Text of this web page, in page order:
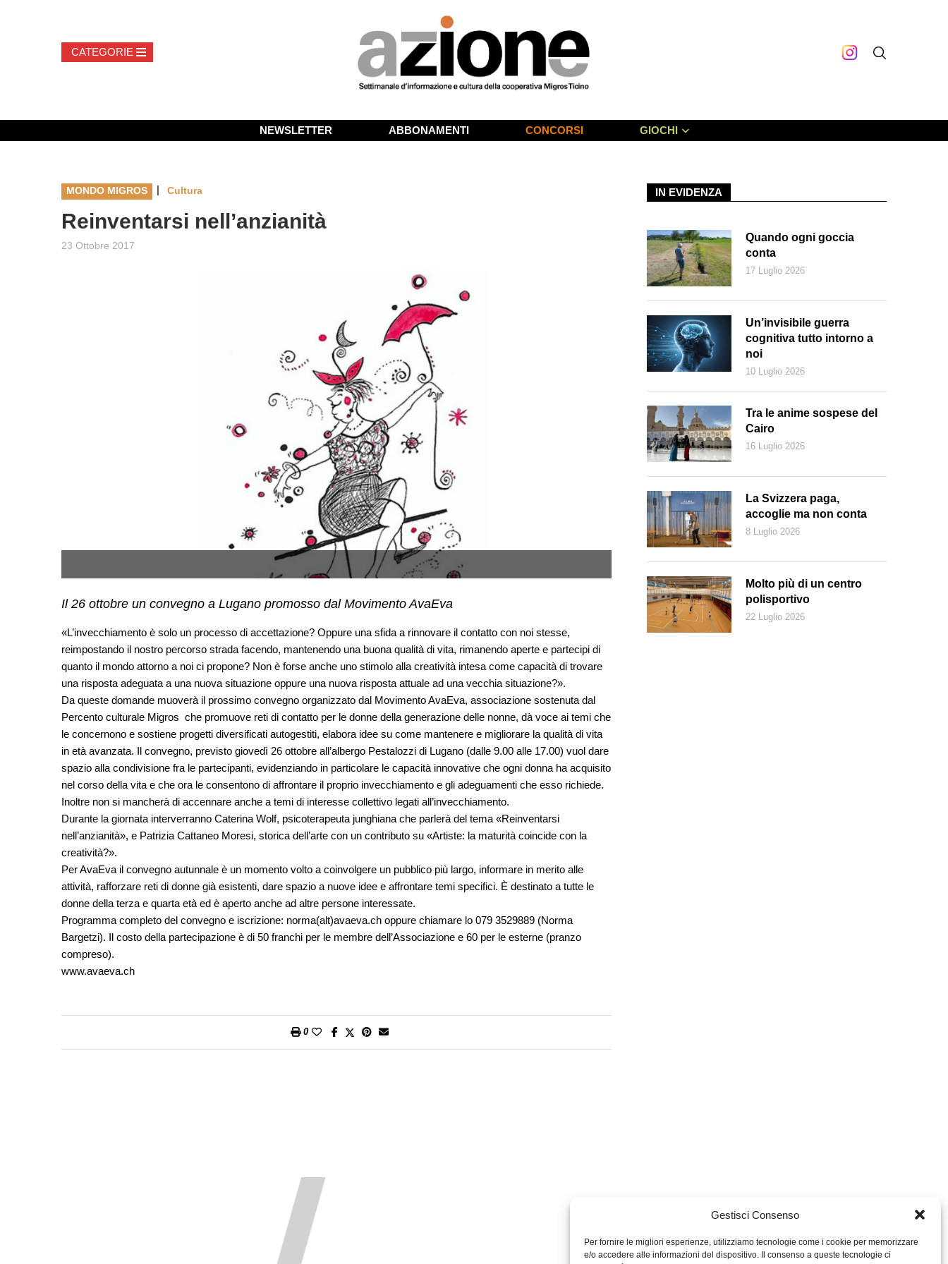
Gestisci Consenso
Per fornire le migliori esperienze, utilizziamo tecnologie come i cookie per memorizzare
e/o accedere alle informazioni del dispositivo. Il consenso a queste tecnologie ci
NEWSLETTER ABBONAMENTI CONCORSI GIOCHI
MONDO MIGROS | Cultura
Reinventarsi nell’anzianità
23 Ottobre 2017
Il 26 ottobre un convegno a Lugano promosso dal Movimento AvaEva
«L’invecchiamento è solo un processo di accettazione? Oppure una sfida a rinnovare il contatto con noi stesse,
reimpostando il nostro percorso strada facendo, mantenendo una buona qualità di vita, rimanendo aperte e partecipi di
quanto il mondo attorno a noi ci propone? Non è forse anche uno stimolo alla creatività intesa come capacità di trovare
una risposta adeguata a una nuova situazione oppure una nuova risposta attuale ad una vecchia situazione?».
Da queste domande muoverà il prossimo convegno organizzato dal Movimento AvaEva, associazione sostenuta dal
Percento culturale Migros che promuove reti di contatto per le donne della generazione delle nonne, dà voce ai temi che
le concernono e sostiene progetti diversificati autogestiti, elabora idee su come mantenere e migliorare la qualità di vita
in età avanzata. Il convegno, previsto giovedì 26 ottobre all’albergo Pestalozzi di Lugano (dalle 9.00 alle 17.00) vuol dare
spazio alla condivisione fra le partecipanti, evidenziando in particolare le capacità innovative che ogni donna ha acquisito
nel corso della vita e che ora le consentono di affrontare il proprio invecchiamento e gli adeguamenti che esso richiede.
Inoltre non si mancherà di accennare anche a temi di interesse collettivo legati all’invecchiamento.
Durante la giornata interverranno Caterina Wolf, psicoterapeuta junghiana che parlerà del tema «Reinventarsi
nell’anzianità», e Patrizia Cattaneo Moresi, storica dell’arte con un contributo su «Artiste: la maturità coincide con la
creatività?».
Per AvaEva il convegno autunnale è un momento volto a coinvolgere un pubblico più largo, informare in merito alle
attività, rafforzare reti di donne già esistenti, dare spazio a nuove idee e affrontare temi specifici. È destinato a tutte le
donne della terza e quarta età ed è aperto anche ad altre persone interessate.
Programma completo del convegno e iscrizione: norma(alt)avaeva.ch oppure chiamare lo 079 3529889 (Norma
Bargetzi). Il costo della partecipazione è di 50 franchi per le membre dell’Associazione e 60 per le esterne (pranzo
compreso).
www.avaeva.ch
0
IN EVIDENZA
Quando ogni goccia
conta
17 Luglio 2026
Un’invisibile guerra
cognitiva tutto intorno a
noi
10 Luglio 2026
Tra le anime sospese del
Cairo
16 Luglio 2026
La Svizzera paga,
accoglie ma non conta
8 Luglio 2026
Molto più di un centro
polisportivo
22 Luglio 2026